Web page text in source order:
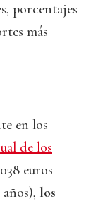
porcentajes
más
en los
de los
euros
los